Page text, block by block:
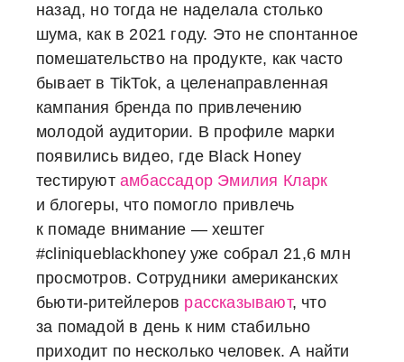
назад, но тогда не наделала столько
шума, как в 2021 году. Это не спонтанное
помешательство на продукте, как часто
бывает в TikTok, а целенаправленная
кампания бренда по привлечению
молодой аудитории. В профиле марки
появились видео, где Black Honey
тестируют амбассадор Эмилия Кларк
и блогеры, что помогло привлечь
к помаде внимание — хештег
#cliniqueblackhoney уже собрал 21,6 млн
просмотров. Сотрудники американских
бьюти-ритейлеров рассказывают, что
за помадой в день к ним стабильно
приходит по несколько человек. А найти